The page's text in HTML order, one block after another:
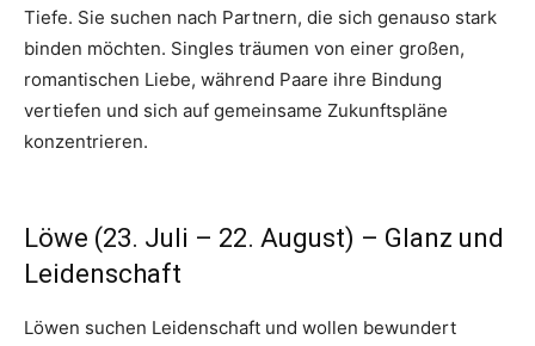
Tiefe. Sie suchen nach Partnern, die sich genauso stark
binden möchten. Singles träumen von einer großen,
romantischen Liebe, während Paare ihre Bindung
vertiefen und sich auf gemeinsame Zukunftspläne
konzentrieren.
Löwe (23. Juli – 22. August) – Glanz und
Leidenschaft
Löwen suchen Leidenschaft und wollen bewundert